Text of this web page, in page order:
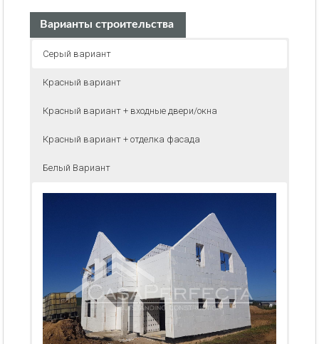
Варианты строительства
Серый вариант
Красный вариант
Красный вариант + входные двери/окна
Красный вариант + отделка фасада
Белый Вариант